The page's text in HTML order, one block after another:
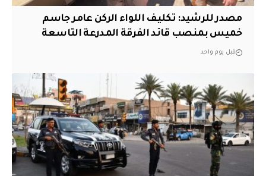
مصدر للرشيد: تكليف اللواء الركن عامر جاسم
خميس بمنصب قائد الفرقة المدرعة التاسعة
قبل يوم واحد